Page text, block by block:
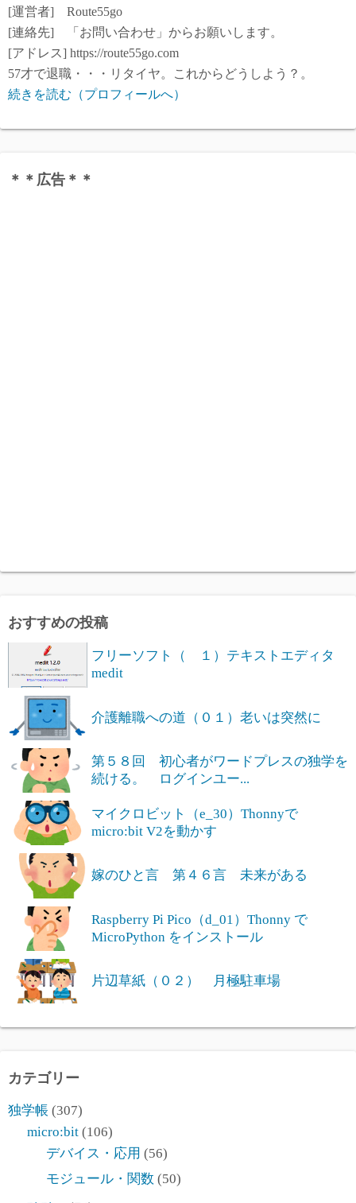
[運営者] Route55go
[連絡先] 「お問い合わせ」からお願いします。
[アドレス] https://route55go.com
57才で退職・・・リタイヤ。これからどうしよう？。
続きを読む（プロフィールへ）
＊＊広告＊＊
おすすめの投稿
フリーソフト（ １）テキストエディタ
medit
介護離職への道（０１）老いは突然に
第５８回 初心者がワードプレスの独学を
続ける。 ログインユー...
マイクロビット（e_30）Thonnyで
micro:bit V2を動かす
嫁のひと言 第４６言 未来がある
Raspberry Pi Pico（d_01）Thonny で
MicroPython をインストール
片辺草紙（０２） 月極駐車場
カテゴリー
独学帳 (307)
micro:bit (106)
デバイス・応用 (56)
モジュール・関数 (50)